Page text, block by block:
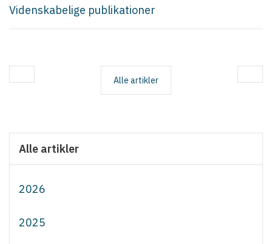
Videnskabelige publikationer
Alle artikler
Alle artikler
2026
2025